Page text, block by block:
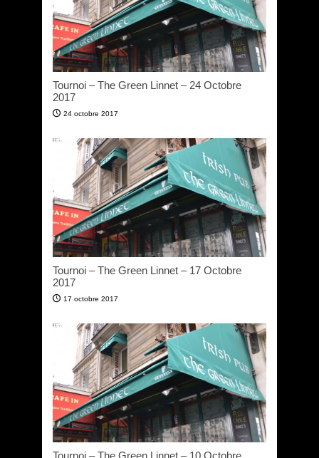
Tournoi – The Green Linnet – 24 Octobre
2017
24 octobre 2017
Tournoi – The Green Linnet – 17 Octobre
2017
17 octobre 2017
Tournoi – The Green Linnet – 10 Octobre